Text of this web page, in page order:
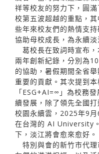
祥等校友的努力下，圓
校第五波超越的重點，
些年來校友們的熱情支
協助母校成長，為永續淡
葛校長在致詞時宣布，
兩年創新紀錄，分別為
的協助，暑假期間全省
重要的貢獻。其次提到
「ESG+AI=∞」為校務
續發展，除了領先全國
校園永續雲，2025年9
在台灣的 AI University
下，淡江將會愈來愈好。
特別與會的新竹市代理